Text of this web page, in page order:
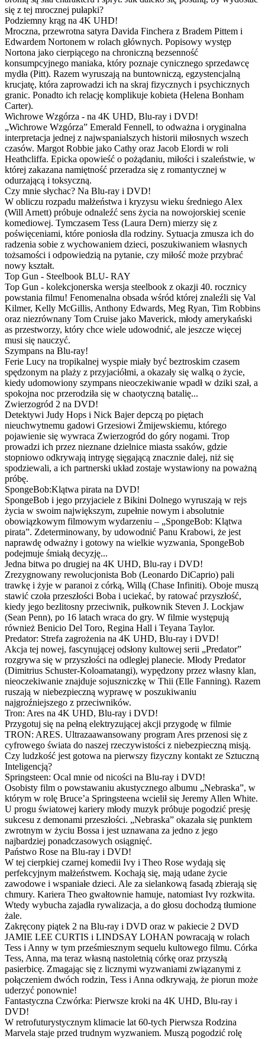
się z tej mrocznej pułapki?
Podziemny krąg na 4K UHD!
Mroczna, przewrotna satyra Davida Finchera z Bradem Pittem i
Edwardem Nortonem w rolach głównych. Popisowy występ
Nortona jako cierpiącego na chroniczną bezsenność
konsumpcyjnego maniaka, który poznaje cynicznego sprzedawcę
mydła (Pitt). Razem wyruszają na buntowniczą, egzystencjalną
krucjatę, która zaprowadzi ich na skraj fizycznych i psychicznych
granic. Ponadto ich relację komplikuje kobieta (Helena Bonham
Carter).
Wichrowe Wzgórza - na 4K UHD, Blu-ray i DVD!
„Wichrowe Wzgórza” Emerald Fennell, to odważna i oryginalna
interpretacja jednej z najwspanialszych historii miłosnych wszech
czasów. Margot Robbie jako Cathy oraz Jacob Elordi w roli
Heathcliffa. Epicka opowieść o pożądaniu, miłości i szaleństwie, w
której zakazana namiętność przeradza się z romantycznej w
odurzającą i toksyczną.
Czy mnie słychac? Na Blu-ray i DVD!
W obliczu rozpadu małżeństwa i kryzysu wieku średniego Alex
(Will Arnett) próbuje odnaleźć sens życia na nowojorskiej scenie
komediowej. Tymczasem Tess (Laura Dern) mierzy się z
poświęceniami, które poniosła dla rodziny. Sytuacja zmusza ich do
radzenia sobie z wychowaniem dzieci, poszukiwaniem własnych
tożsamości i odpowiedzią na pytanie, czy miłość może przybrać
nowy kształt.
Top Gun - Steelbook BLU- RAY
Top Gun - kolekcjonerska wersja steelbook z okazji 40. rocznicy
powstania filmu! Fenomenalna obsada wśród której znaleźli się Val
Kilmer, Kelly McGillis, Anthony Edwards, Meg Ryan, Tim Robbins
oraz niezrównany Tom Cruise jako Maverick, młody amerykański
as przestworzy, który chce wiele udowodnić, ale jeszcze więcej
musi się nauczyć.
Szympans na Blu-ray!
Ferie Lucy na tropikalnej wyspie miały być beztroskim czasem
spędzonym na plaży z przyjaciółmi, a okazały się walką o życie,
kiedy udomowiony szympans nieoczekiwanie wpadł w dziki szał, a
spokojna noc przerodziła się w chaotyczną batalię...
Zwierzogród 2 na DVD!
Detektywi Judy Hops i Nick Bajer depczą po piętach
nieuchwytnemu gadowi Grzesiowi Żmijewskiemu, którego
pojawienie się wywraca Zwierzogród do góry nogami. Trop
prowadzi ich przez nieznane dzielnice miasta ssaków, gdzie
stopniowo odkrywają intrygę sięgającą znacznie dalej, niż się
spodziewali, a ich partnerski układ zostaje wystawiony na poważną
próbę.
SpongeBob:Klątwa pirata na DVD!
SpongeBob i jego przyjaciele z Bikini Dolnego wyruszają w rejs
życia w swoim największym, zupełnie nowym i absolutnie
obowiązkowym filmowym wydarzeniu – „SpongeBob: Klątwa
pirata”. Zdeterminowany, by udowodnić Panu Krabowi, że jest
naprawdę odważny i gotowy na wielkie wyzwania, SpongeBob
podejmuje śmiałą decyzję...
Jedna bitwa po drugiej na 4K UHD, Blu-ray i DVD!
Zrezygnowany rewolucjonista Bob (Leonardo DiCaprio) pali
trawkę i żyje w paranoi z córką, Willą (Chase Infiniti). Oboje muszą
stawić czoła przeszłości Boba i uciekać, by ratować przyszłość,
kiedy jego bezlitosny przeciwnik, pułkownik Steven J. Lockjaw
(Sean Penn), po 16 latach wraca do gry. W filmie występują
również Benicio Del Toro, Regina Hall i Teyana Taylor.
Predator: Strefa zagrożenia na 4K UHD, Blu-ray i DVD!
Akcja tej nowej, fascynującej odsłony kultowej serii „Predator”
rozgrywa się w przyszłości na odległej planecie. Młody Predator
(Dimitrius Schuster-Koloamatangi), wypędzony przez własny klan,
nieoczekiwanie znajduje sojuszniczkę w Thii (Elle Fanning). Razem
ruszają w niebezpieczną wyprawę w poszukiwaniu
najgroźniejszego z przeciwników.
Tron: Ares na 4K UHD, Blu-ray i DVD!
Przygotuj się na pełną elektryzującej akcji przygodę w filmie
TRON: ARES. Ultrazaawansowany program Ares przenosi się z
cyfrowego świata do naszej rzeczywistości z niebezpieczną misją.
Czy ludzkość jest gotowa na pierwszy fizyczny kontakt ze Sztuczną
Inteligencją?
Springsteen: Ocal mnie od nicości na Blu-ray i DVD!
Osobisty film o powstawaniu akustycznego albumu „Nebraska”, w
którym w rolę Bruce’a Springsteena wcielił się Jeremy Allen White.
U progu światowej kariery młody muzyk próbuje pogodzić presję
sukcesu z demonami przeszłości. „Nebraska” okazała się punktem
zwrotnym w życiu Bossa i jest uznawana za jedno z jego
najbardziej ponadczasowych osiągnięć.
Państwo Rose na Blu-ray i DVD!
W tej cierpkiej czarnej komedii Ivy i Theo Rose wydają się
perfekcyjnym małżeństwem. Kochają się, mają udane życie
zawodowe i wspaniałe dzieci. Ale za sielankową fasadą zbierają się
chmury. Kariera Theo gwałtownie hamuje, natomiast Ivy rozkwita.
Wtedy wybucha zajadła rywalizacja, a do głosu dochodzą tłumione
żale.
Zakręcony piątek 2 na Blu-ray i DVD oraz w pakiecie 2 DVD
JAMIE LEE CURTIS i LINDSAY LOHAN powracają w rolach
Tess i Anny w tym prześmiesznym sequelu kultowego filmu. Córka
Tess, Anna, ma teraz własną nastoletnią córkę oraz przyszłą
pasierbicę. Zmagając się z licznymi wyzwaniami związanymi z
połączeniem dwóch rodzin, Tess i Anna odkrywają, że piorun może
uderzyć ponownie!
Fantastyczna Czwórka: Pierwsze kroki na 4K UHD, Blu-ray i
DVD!
W retrofuturystycznym klimacie lat 60-tych Pierwsza Rodzina
Marvela staje przed trudnym wyzwaniem. Muszą pogodzić rolę